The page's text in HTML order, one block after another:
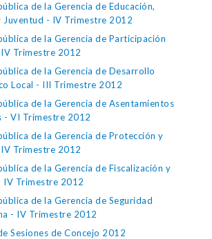
de la Gerencia de Educación,
Juventud - IV Trimestre 2012
de la Gerencia de Participación
Trimestre 2012
de la Gerencia de Desarrollo
Local - III Trimestre 2012
de la Gerencia de Asentamientos
- VI Trimestre 2012
de la Gerencia de Protección y
Trimestre 2012
de la Gerencia de Fiscalización y
IV Trimestre 2012
de la Gerencia de Seguridad
- IV Trimestre 2012
Sesiones de Concejo 2012